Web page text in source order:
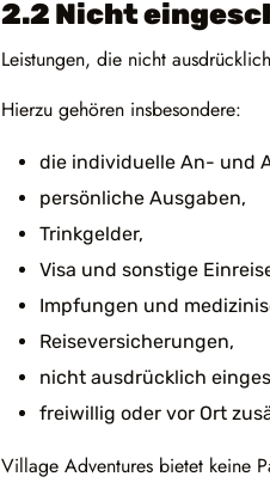
2.2 Nicht
Leistungen, die nicht
Hierzu gehören insbesondere:
die individuelle An- und
persönliche Ausgaben,
Trinkgelder,
Visa und sonstige
Impfungen und
Reiseversicherungen,
nicht ausdrücklich
freiwillig oder vor Ort
Village Adventures bietet keine